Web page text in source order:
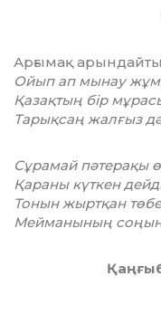
Арғымақ
Ойып ап мынау
Қазақтың бір
Тарықсаң жалғыз
Сұрамай пәтерақы
Қараны күткен
Тонын жыртқан
Мейманының